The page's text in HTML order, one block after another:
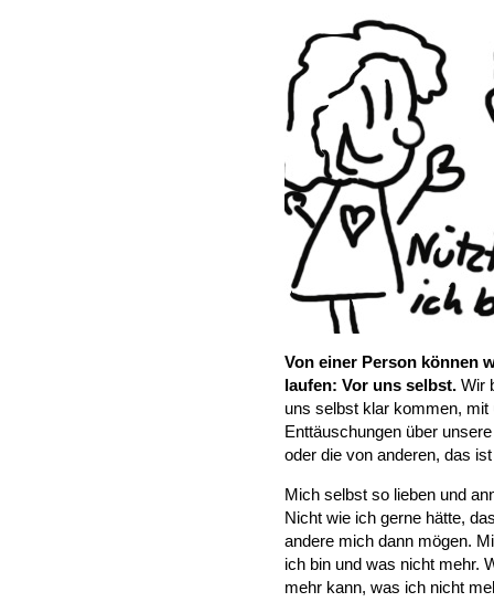
Von einer Person können
laufen: Vor uns selbst. Wir
uns selbst klar kommen, mit
Enttäuschungen über
oder die von anderen, das
Mich selbst so lieben und
Nicht wie ich gerne hätte,
andere mich dann mögen.
ich bin und was nicht mehr.
mehr kann, was ich nicht